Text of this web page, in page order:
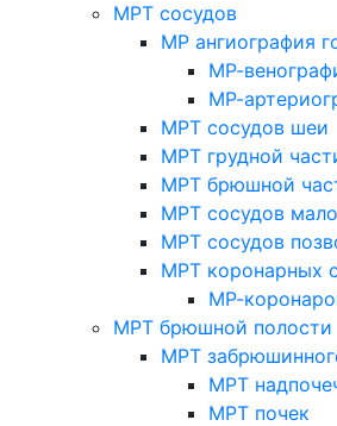
МРТ сосудов
МР ангиография
МР-
МР-
МРТ сосудов шеи
МРТ грудной
МРТ брюшной
МРТ сосудов
МРТ сосудов
МРТ коронарных
МР-
МРТ брюшной полости
МРТ
МРТ
МРТ почек